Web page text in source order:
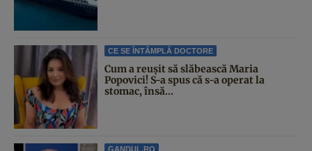
CE SE ÎNTÂMPLĂ DOCTORE
Cum a reușit să slăbească Maria
Popovici! S-a spus că s-a operat la
stomac, însă...
GANDUL.RO